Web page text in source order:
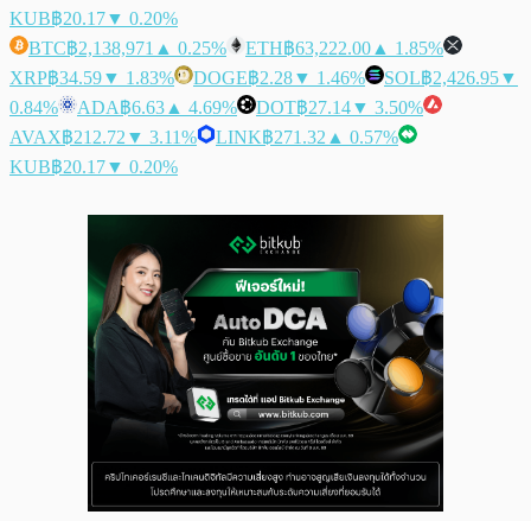
KUB฿20.17▼ 0.20%
BTC฿2,138,971 ▲ 0.25% ETH฿63,222.00 ▲ 1.85%
XRP฿34.59▼ 1.83% DOGE฿2.28▼ 1.46% SOL฿2,426.95▼
0.84%
ADA฿6.63 ▲ 4.69% DOT฿27.14▼ 3.50%
AVAX฿212.72 ▼ 3.11% LINK฿271.32 ▲ 0.57%
KUB฿20.17▼ 0.20%